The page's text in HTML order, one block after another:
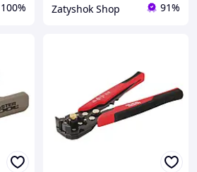
100% Zatyshok Shop 91%